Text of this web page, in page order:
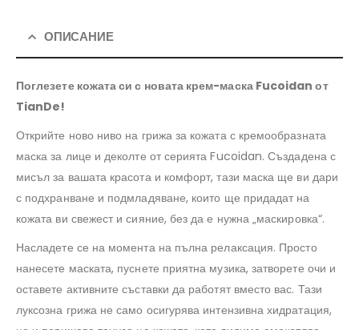
ОПИСАНИЕ
Поглезете кожата си с новата крем-маска Fucoidan от
TianDe!
Открийте ново ниво на грижа за кожата с кремообразната
маска за лице и деколте от серията Fucoidan. Създадена с
мисъл за вашата красота и комфорт, тази маска ще ви дари
с подхранване и подмладяване, които ще придадат на
кожата ви свежест и сияние, без да е нужна „маскировка“.
Насладете се на момента на пълна релаксация. Просто
нанесете маската, пуснете приятна музика, затворете очи и
оставете активните съставки да работят вместо вас. Тази
луксозна грижа не само осигурява интензивна хидратация,